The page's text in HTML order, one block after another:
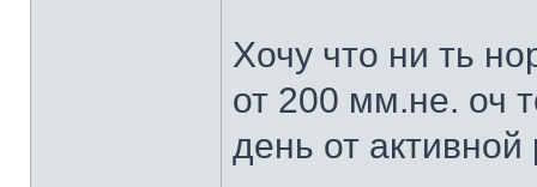
Хочу что ни ть
от 200 мм.не. оч
день от